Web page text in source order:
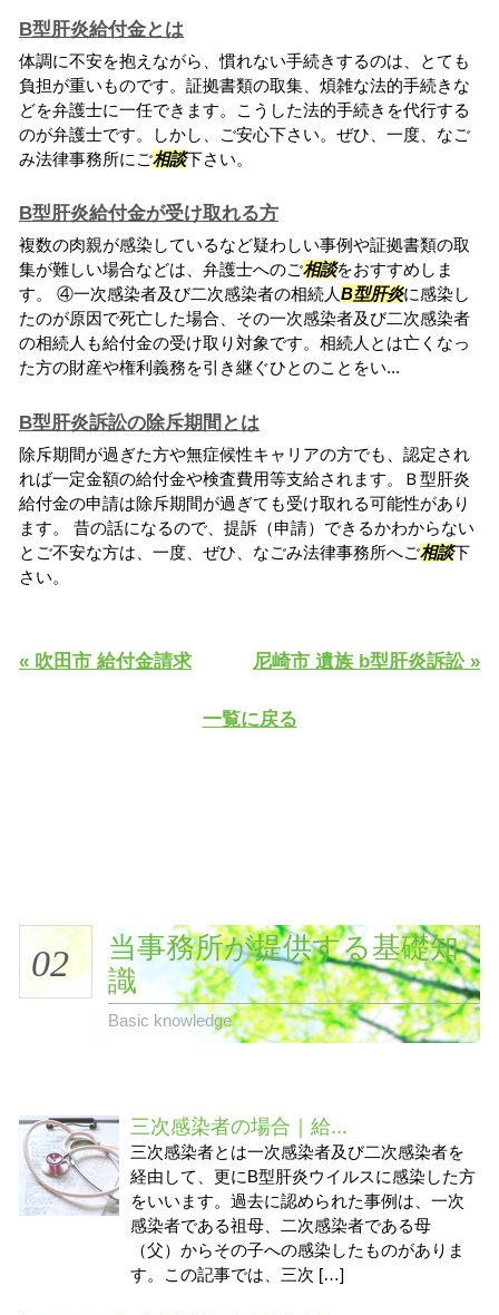
B型肝炎給付金とは
体調に不安を抱えながら、慣れない手続きするのは、とても
負担が重いものです。証拠書類の取集、煩雑な法的手続きな
どを弁護士に一任できます。こうした法的手続きを代行する
のが弁護士です。しかし、ご安心下さい。ぜひ、一度、なご
み法律事務所にご相談下さい。
B型肝炎給付金が受け取れる方
複数の肉親が感染しているなど疑わしい事例や証拠書類の取
集が難しい場合などは、弁護士へのご相談をおすすめしま
す。 ④一次感染者及び二次感染者の相続人B型肝炎に感染し
たのが原因で死亡した場合、その一次感染者及び二次感染者
の相続人も給付金の受け取り対象です。相続人とは亡くなっ
た方の財産や権利義務を引き継ぐひとのことをい...
B型肝炎訴訟の除斥期間とは
除斥期間が過ぎた方や無症候性キャリアの方でも、認定され
れば一定金額の給付金や検査費用等支給されます。Ｂ型肝炎
給付金の申請は除斥期間が過ぎても受け取れる可能性があり
ます。 昔の話になるので、提訴（申請）できるかわからない
とご不安な方は、一度、ぜひ、なごみ法律事務所へご相談下
さい。
« 吹田市 給付金請求 尼崎市 遺族 b型肝炎訴訟 »
一覧に戻る
02
当事務所が提供する基礎知
識
Basic knowledge
三次感染者の場合｜給...
三次感染者とは一次感染者及び二次感染者を
経由して、更にB型肝炎ウイルスに感染した方
をいいます。過去に認められた事例は、一次
感染者である祖母、二次感染者である母
（父）からその子への感染したものがありま
す。この記事では、三次 […]